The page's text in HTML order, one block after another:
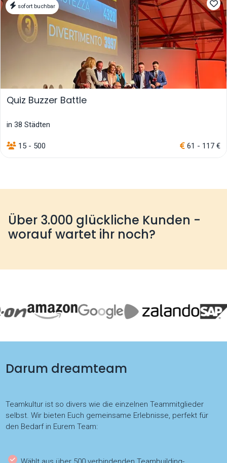
sofort buchbar
Quiz Buzzer Battle
in 38 Städten
15 - 500 61 - 117 €
Über 3.000 glückliche Kunden -
worauf wartet ihr noch?
Darum dreamteam
Teamkultur ist so divers wie die einzelnen Teammitglieder
selbst. Wir bieten Euch gemeinsame Erlebnisse, perfekt für
den Bedarf in Eurem Team: